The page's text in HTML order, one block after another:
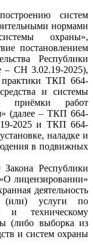
систем
нормами
охраны»,
постановлением
Республики
– СН 3.02.19-2025),
практики ТКП 664-
и системы
приёмки работ
(далее – ТКП 664-
2025 и ТКП 664-
наладке и
в подвижных
Республики
лицензировании»
деятельность
(или) услуги по
и техническому
(либо выборка из
и систем охраны